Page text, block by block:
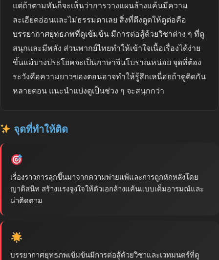
แต่ถ้าตามทันก็จะเห็นว่าการวางแผนล้างแค้นมีความ
ละเอียดอ่อนและไม่ธรรมดาเลย สิ่งที่ดึงดูดให้ดูต่อคือ
บรรยากาศยุทธภพที่ดูเข้มข้น มีการต่อสู้ด้วยวิชาต่าง ๆ ที่ดู
สนุกและมีพลัง ส่วนพากย์ไทยทำให้เข้าใจเนื้อเรื่องได้ง่าย
ขึ้นแม้บางประโยคจะเป็นภาษาจีนโบราณหน่อย จุดที่ต้อง
ระวังคือความยาวของตอนอาจทำให้รู้สึกเหนื่อยถ้าดูติดกัน
หลายตอน แนะนำแบ่งดูเป็นช่วง ๆ จะสนุกกว่า
จุดที่ทำให้ติด
เรื่องราวการลุกขึ้นมาจากความพ่ายแพ้และการถูกหักหลังโดย
ญาติสนิท สร้างแรงจูงใจให้ตัวเอกล้างแค้นแบบเต็มอารมณ์และ
น่าติดตาม
บรรยากาศยุทธภพเข้มข้นมีการต่อสู้ด้วยวิชาและเวทมนตร์ที่ดู